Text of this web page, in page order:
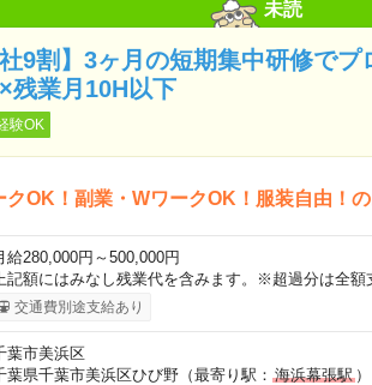
未読
社9割】3ヶ月の短期集中研修で
残業月10H以下
験OK
クOK！副業・WワークOK！服装自由！
給280,000円～500,000円
上記額にはみなし残業代を含みます。※超過分は全額
交通費別途支給あり
葉市美浜区
葉県千葉市美浜区ひび野（最寄り駅： 海浜幕張駅）